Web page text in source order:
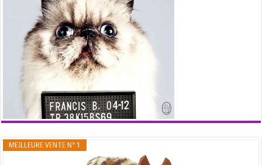
MEILLEURE VENTE N° 1